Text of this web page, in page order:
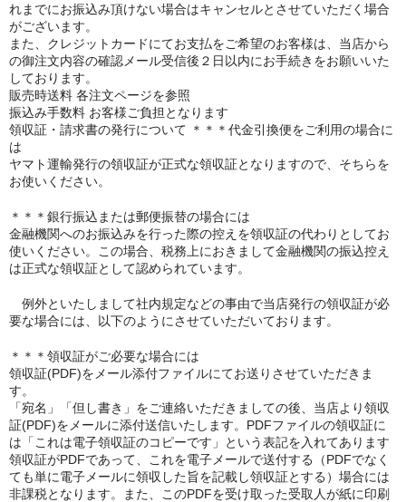
れまでにお振込み頂けない場合はキャンセルとさせていただく場合
がございます。
また、クレジットカードにてお支払をご希望のお客様は、当店から
の御注文内容の確認メール受信後２日以内にお手続きをお願いいた
しております。
販売時送料 各注文ページを参照
振込み手数料 お客様ご負担となります
領収証・請求書の発行について ＊＊＊代金引換便をご利用の場合に
は
ヤマト運輸発行の領収証が正式な領収証となりますので、そちらを
お使いください。
＊＊＊銀行振込または郵便振替の場合には
金融機関へのお振込みを行った際の控えを領収証の代わりとしてお
使いください。この場合、税務上におきまして金融機関の振込控え
は正式な領収証として認められています。
例外といたしまして社内規定などの事由で当店発行の領収証が必
要な場合には、以下のようにさせていただいております。
＊＊＊領収証がご必要な場合には
領収証(PDF)をメール添付ファイルにてお送りさせていただきま
す。
「宛名」「但し書き」をご連絡いただきましての後、当店より領収
証(PDF)をメールに添付送信いたします。PDFファイルの領収証に
は「これは電子領収証のコピーです」という表記を入れてあります
領収証がPDFであって、これを電子メールで送付する（PDFでなく
ても単に電子メールに領収した旨を記載し領収証とする）場合には
非課税となります。また、このPDFを受け取った受取人が紙に印刷